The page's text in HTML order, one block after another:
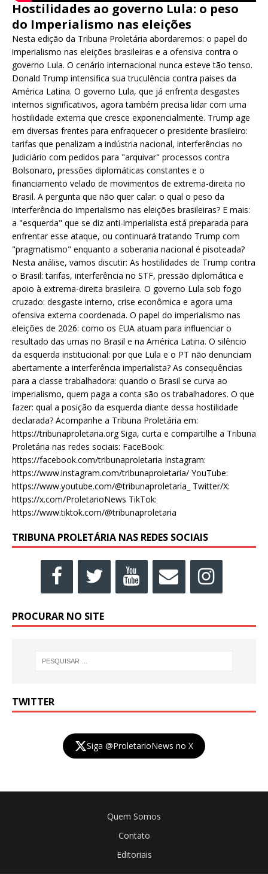
Hostilidades ao governo Lula: o peso
do Imperialismo nas eleições
Nesta edição da Tribuna Proletária abordaremos: o papel do
imperialismo nas eleições brasileiras e a ofensiva contra o
governo Lula. O cenário internacional nunca esteve tão tenso.
Donald Trump intensifica sua truculência contra países da
América Latina. O governo Lula, que já enfrenta desgastes
internos significativos, agora também precisa lidar com uma
hostilidade externa que cresce exponencialmente. Trump age
em diversas frentes para enfraquecer o presidente brasileiro:
tarifas que penalizam a indústria nacional, interferências no
Judiciário com pedidos para "arquivar" processos contra
Bolsonaro, pressões diplomáticas constantes e o
financiamento velado de movimentos de extrema-direita no
Brasil. A pergunta que não quer calar: o qual o peso da
interferência do imperialismo nas eleições brasileiras? E mais:
a "esquerda" que se diz anti-imperialista está preparada para
enfrentar esse ataque, ou continuará tratando Trump com
"pragmatismo" enquanto a soberania nacional é pisoteada?
Nesta análise, vamos discutir: As hostilidades de Trump contra
o Brasil: tarifas, interferência no STF, pressão diplomática e
apoio à extrema-direita brasileira. O governo Lula sob fogo
cruzado: desgaste interno, crise econômica e agora uma
ofensiva externa coordenada. O papel do imperialismo nas
eleições de 2026: como os EUA atuam para influenciar o
resultado das urnas no Brasil e na América Latina. O silêncio
da esquerda institucional: por que Lula e o PT não denunciam
abertamente a interferência imperialista? As consequências
para a classe trabalhadora: quando o Brasil se curva ao
imperialismo, quem paga a conta são os trabalhadores. O que
fazer: qual a posição da esquerda diante dessa hostilidade
declarada? Acompanhe a Tribuna Proletária em:
https://tribunaproletaria.org Siga, curta e compartilhe a Tribuna
Proletária nas redes sociais: FaceBook:
https://facebook.com/tribunaproletaria Instagram:
https://www.instagram.com/tribunaproletaria/ YouTube:
https://www.youtube.com/@tribunaproletaria_ Twitter/X:
https://x.com/ProletarioNews TikTok:
https://www.tiktok.com/@tribunaproletaria
TRIBUNA PROLETÁRIA NAS REDES SOCIAIS
PROCURAR NO SITE
TWITTER
Siga @ProletarioNews no X
Quem Somos
Contato
Editoriais